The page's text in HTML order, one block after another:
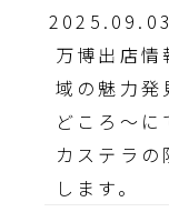
2025.09.03
万博出店情
域の魅力発
どころ～
カステラ
します。